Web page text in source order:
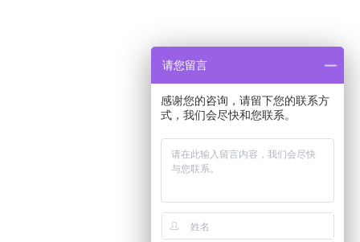
请您留言
感谢您的咨询，请留下您的联系方
式，我们会尽快和您联系。